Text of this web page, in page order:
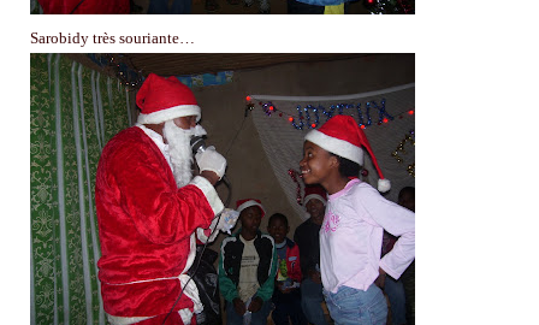
Sarobidy très souriante…